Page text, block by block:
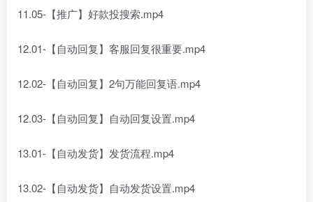
11.05-【推广】好款投搜索.mp4
12.01-【自动回复】客服回复很重要.mp4
12.02-【自动回复】2句万能回复语.mp4
12.03-【自动回复】自动回复设置.mp4
13.01-【自动发货】发货流程.mp4
13.02-【自动发货】自动发货设置.mp4